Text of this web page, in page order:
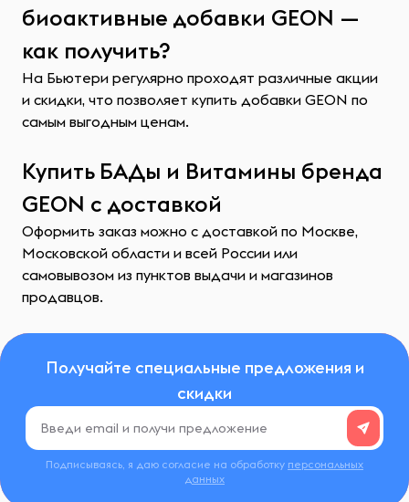
биоактивные добавки GEON —
как получить?
На Бьютери регулярно проходят различные акции
и скидки, что позволяет купить добавки GEON по
самым выгодным ценам.
Купить БАДы и Витамины бренда
GEON с доставкой
Оформить заказ можно с доставкой по Москве,
Московской области и всей России или
самовывозом из пунктов выдачи и магазинов
продавцов.
Получайте специальные предложения и
скидки
Подписываясь, я даю согласие на обработку персональных
данных